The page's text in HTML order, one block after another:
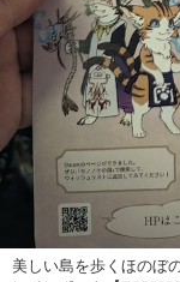
美しい島を歩くほのぼ